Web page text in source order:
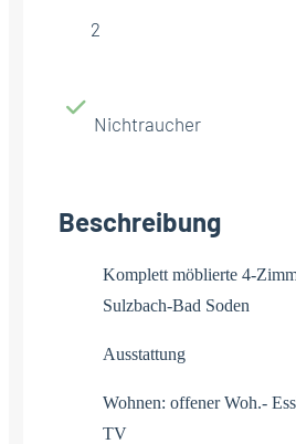
2
Nichtraucher
Beschreibung
Komplett möblierte 4-
Sulzbach-Bad Soden
Ausstattung
Wohnen: offener Woh.-
TV